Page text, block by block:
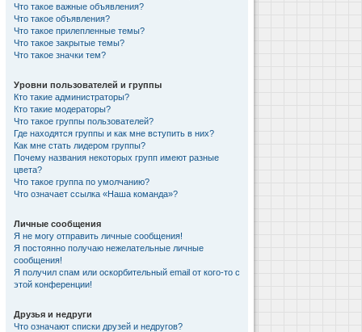
Что такое важные объявления?
Что такое объявления?
Что такое прилепленные темы?
Что такое закрытые темы?
Что такое значки тем?
Уровни пользователей и группы
Кто такие администраторы?
Кто такие модераторы?
Что такое группы пользователей?
Где находятся группы и как мне вступить в них?
Как мне стать лидером группы?
Почему названия некоторых групп имеют разные
цвета?
Что такое группа по умолчанию?
Что означает ссылка «Наша команда»?
Личные сообщения
Я не могу отправить личные сообщения!
Я постоянно получаю нежелательные личные
сообщения!
Я получил спам или оскорбительный email от кого-то с
этой конференции!
Друзья и недруги
Что означают списки друзей и недругов?